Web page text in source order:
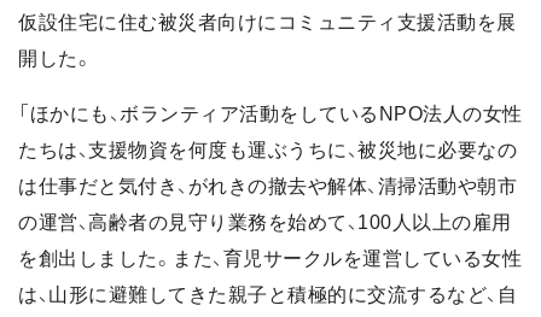
仮設住宅に住む被災者向けにコミュニティ支援活動を展
開した。
「ほかにも、ボランティア活動をしているNPO法人の女性
たちは、支援物資を何度も運ぶうちに、被災地に必要なの
は仕事だと気付き、がれきの撤去や解体、清掃活動や朝市
の運営、高齢者の見守り業務を始めて、100人以上の雇用
を創出しました。また、育児サークルを運営している女性
は、山形に避難してきた親子と積極的に交流するなど、自